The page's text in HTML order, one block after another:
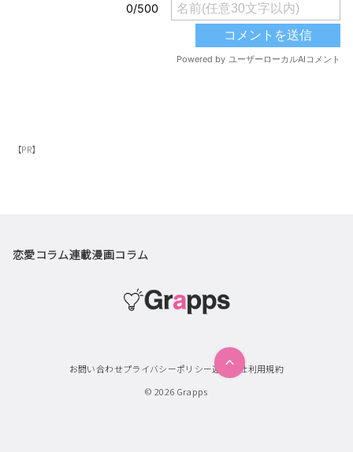
【PR】
恋愛コラム連載漫画コラム
お問い合わせプライバシーポリシー運営会社利用規約
© 2026 Grapps